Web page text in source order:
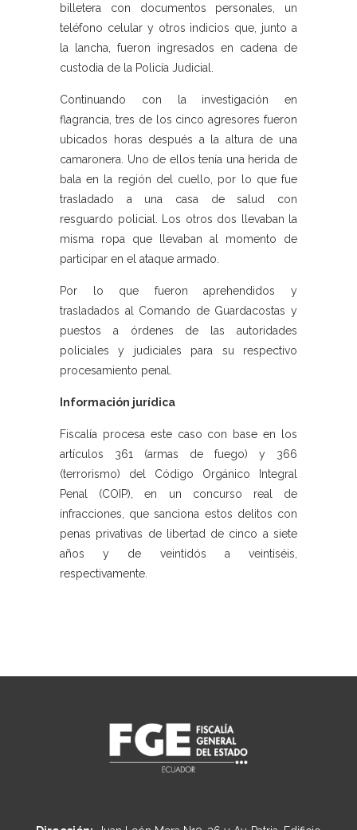
billetera con documentos personales, un
teléfono celular y otros indicios que, junto a
la lancha, fueron ingresados en cadena de
custodia de la Policía Judicial.
Continuando con la investigación en
flagrancia, tres de los cinco agresores fueron
ubicados horas después a la altura de una
camaronera. Uno de ellos tenía una herida de
bala en la región del cuello, por lo que fue
trasladado a una casa de salud con
resguardo policial. Los otros dos llevaban la
misma ropa que llevaban al momento de
participar en el ataque armado.
Por lo que fueron aprehendidos y
trasladados al Comando de Guardacostas y
puestos a órdenes de las autoridades
policiales y judiciales para su respectivo
procesamiento penal.
Información jurídica
Fiscalía procesa este caso con base en los
artículos 361 (armas de fuego) y 366
(terrorismo) del Código Orgánico Integral
Penal (COIP), en un concurso real de
infracciones, que sanciona estos delitos con
penas privativas de libertad de cinco a siete
años y de veintidós a veintiséis,
respectivamente.